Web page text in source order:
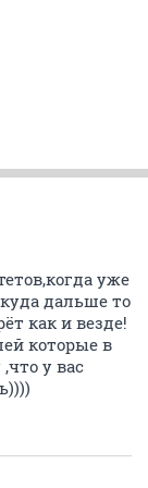
уже
дальше то
как и везде!
которые в
у вас